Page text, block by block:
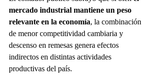
mercado industrial mantiene un peso
relevante en la economía, la combinación
de menor competitividad cambiaria y
descenso en remesas genera efectos
indirectos en distintas actividades
productivas del país.